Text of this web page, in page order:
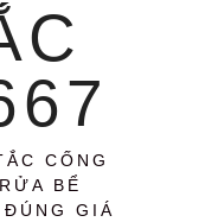
CỐNG
BỂ
GIÁ